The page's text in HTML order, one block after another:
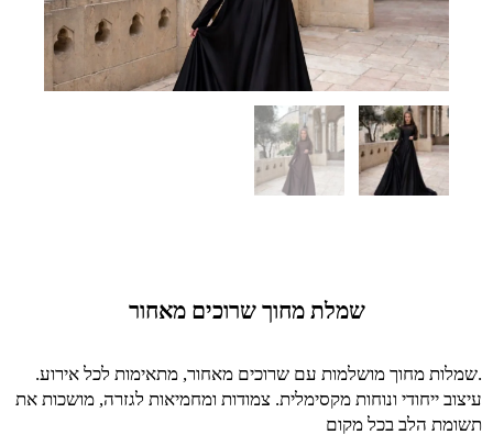
WhatsApp
03
31
at
שמלת מחוך שרוכים מאחור
.שמלות מחוך מושלמות עם שרוכים מאחור, מתאימות לכל אירוע.
עיצוב ייחודי ונוחות מקסימלית. צמודות ומחמיאות לגזרה, מושכות את
תשומת הלב בכל מקום